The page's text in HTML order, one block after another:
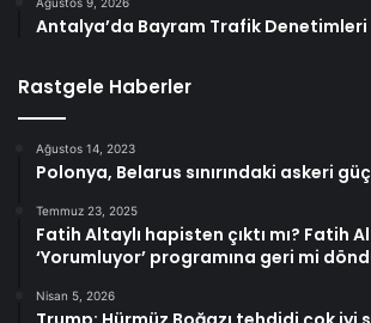
Antalya’da Bayram Trafik Denetimleri
Rastgele Haberler
Ağustos 14, 2023
Polonya, Belarus sınırındaki askeri
Temmuz 23, 2025
Fatih Altaylı hapisten çıktı mı? Fatih
‘Yorumluyor’ programına geri mi
Nisan 5, 2026